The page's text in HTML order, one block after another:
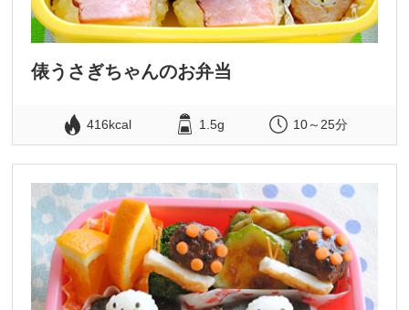
俵うさぎちゃんのお弁当
416kcal 1.5g 10～25分